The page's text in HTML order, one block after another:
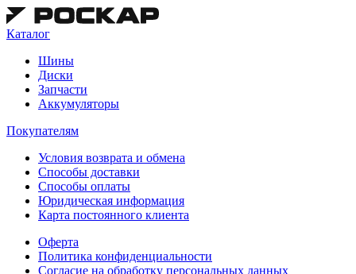
Каталог
Шины
Диски
Запчасти
Аккумуляторы
Покупателям
Условия возврата и обмена
Способы доставки
Способы оплаты
Юридическая информация
Карта постоянного клиента
Оферта
Политика конфиденциальности
Согласие на обработку персональных данных